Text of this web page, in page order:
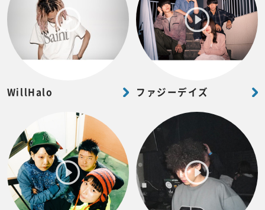
WillHalo ファジーデイズ